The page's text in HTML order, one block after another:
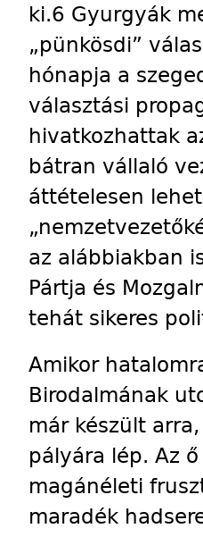
ki.6 Gyurgyák
„pünkösdi”
hónapja a
választási
hivatkozhattak
bátran vállaló
áttételesen
az alábbiakban
Pártja és
tehát sikeres
Amikor
Birodalmának
már készült
pályára lép. Az
magánéleti
maradék